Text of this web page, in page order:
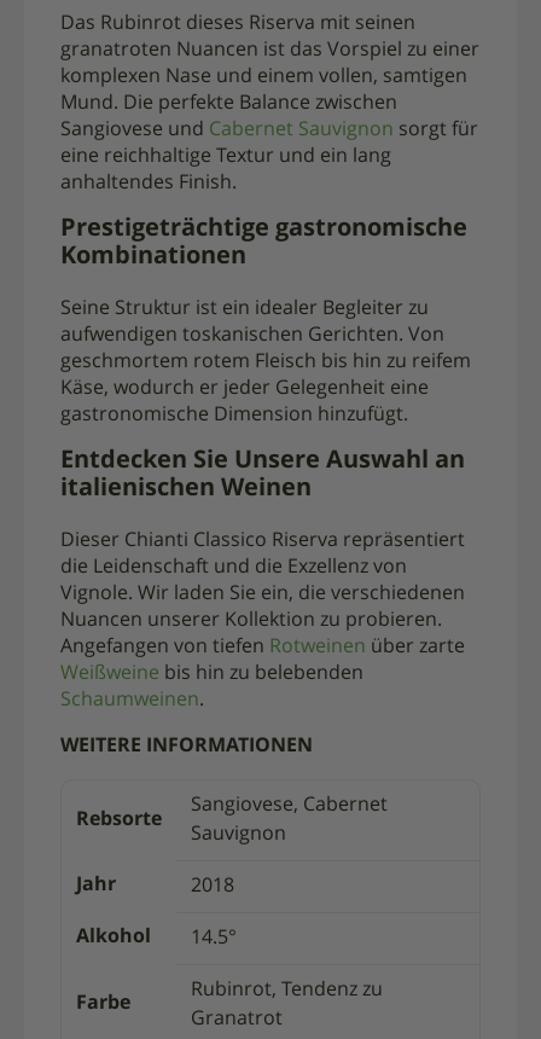
Das Rubinrot dieses Riserva mit seinen
granatroten Nuancen ist das Vorspiel zu einer
komplexen Nase und einem vollen, samtigen
Mund. Die perfekte Balance zwischen
Sangiovese und Cabernet Sauvignon sorgt für
eine reichhaltige Textur und ein lang
anhaltendes Finish.
Prestigeträchtige gastronomische
Kombinationen
Seine Struktur ist ein idealer Begleiter zu
aufwendigen toskanischen Gerichten. Von
geschmortem rotem Fleisch bis hin zu reifem
Käse, wodurch er jeder Gelegenheit eine
gastronomische Dimension hinzufügt.
Entdecken Sie Unsere Auswahl an
italienischen Weinen
Dieser Chianti Classico Riserva repräsentiert
die Leidenschaft und die Exzellenz von
Vignole. Wir laden Sie ein, die verschiedenen
Nuancen unserer Kollektion zu probieren.
Angefangen von tiefen Rotweinen über zarte
Weißweine bis hin zu belebenden
Schaumweinen.
WEITERE INFORMATIONEN
Rebsorte
Sangiovese, Cabernet
Sauvignon
Jahr 2018
Alkohol 14.5°
Farbe
Rubinrot, Tendenz zu
Granatrot